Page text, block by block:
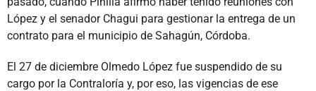
López y el senador Chagui para gestionar la entrega de un
contrato para el municipio de Sahagún, Córdoba.
El 27 de diciembre Olmedo López fue suspendido de su
cargo por la Contraloría y, por eso, las vigencias de ese